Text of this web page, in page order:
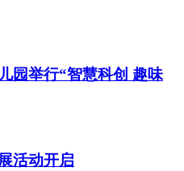
园举行“智慧科创 趣味
活动开启